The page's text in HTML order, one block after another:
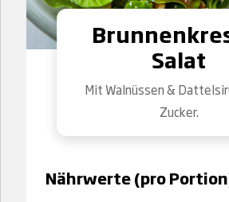
Salat
Mit Walnüssen &
Zucker.
Nährwerte (pro